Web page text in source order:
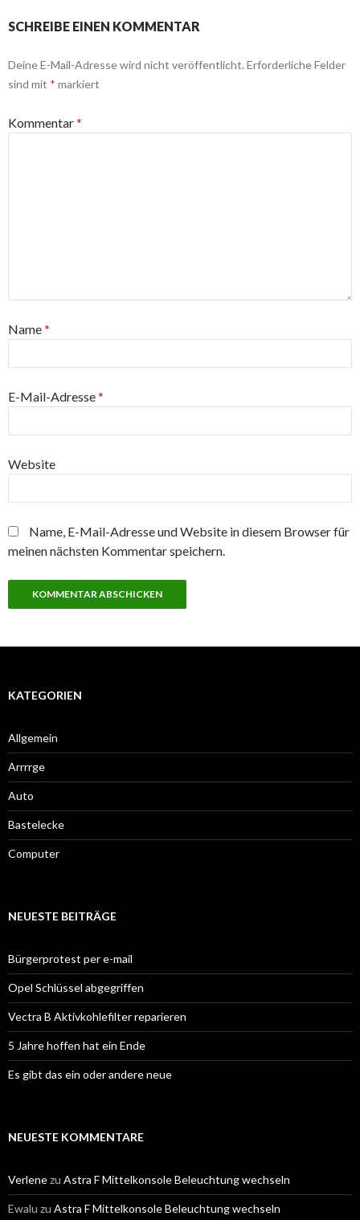
SCHREIBE EINEN KOMMENTAR
Deine E-Mail-Adresse wird nicht veröffentlicht. Erforderliche Felder
sind mit * markiert
Kommentar*
Name*
E-Mail-Adresse*
Website
Name, E-Mail-Adresse und Website in diesem Browser für
meinen nächsten Kommentar speichern.
KATEGORIEN
Allgemein
Arrrrge
Auto
Bastelecke
Computer
NEUESTE BEITRÄGE
Bürgerprotest per e-mail
Opel Schlüssel abgegriffen
Vectra B Aktivkohlefilter reparieren
5 Jahre hoffen hat ein Ende
Es gibt das ein oder andere neue
NEUESTE KOMMENTARE
Verlenezu Astra F Mittelkonsole Beleuchtung wechseln
Ewalu zu Astra F Mittelkonsole Beleuchtung wechseln